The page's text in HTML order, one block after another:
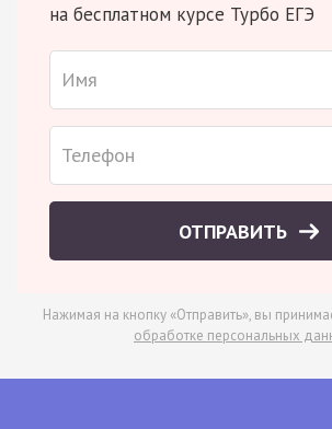
на бесплатном курсе Турбо ЕГЭ
ОТПРАВИТЬ
Нажимая на кнопку «Отправить», вы
обработке персональных